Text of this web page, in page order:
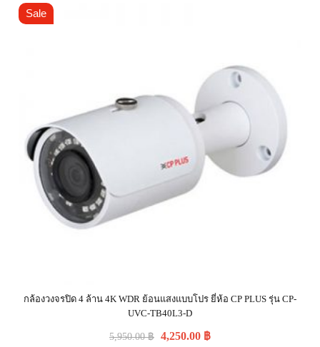
Sale
กล้องวงจรปิด 4 ล้าน 4K WDR ย้อนแสงแบบโปร ยี่ห้อ CP PLUS รุ่น CP-
UVC-TB40L3-D
5,950.00฿ 4,250.00 ฿